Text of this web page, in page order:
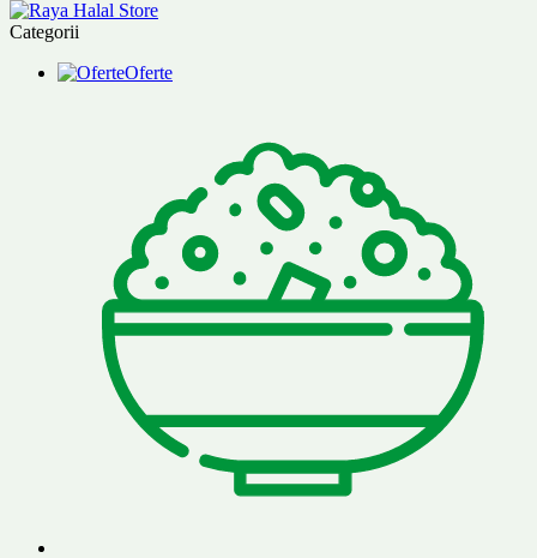
Categorii
Oferte